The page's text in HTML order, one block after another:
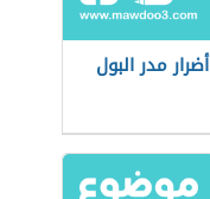
أضرار مدر البول